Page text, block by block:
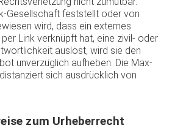
Gesellschaft feststellt oder von
wird, dass ein externes
Link verknüpft hat, eine zivil- oder
auslöst, wird sie den
unverzüglich aufheben. Die Max-
sich ausdrücklich von
zum Urheberrecht